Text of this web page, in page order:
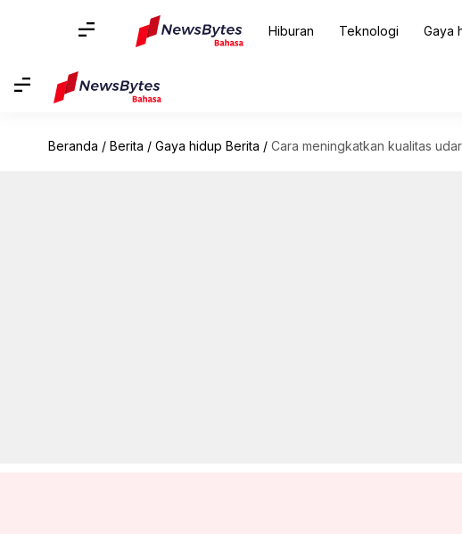
Hiburan Teknologi Gaya
Beranda / Berita / Gaya hidup Berita / Cara meningkatkan kualitas